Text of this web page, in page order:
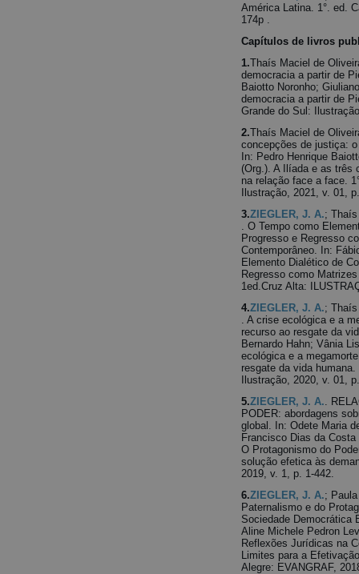
América Latina. 1°. ed.
174p .
Capítulos de livros
1.Thaís Maciel de
democracia a partir de
Baiotto Noronho;
democracia a partir de
Grande do Sul:
2.Thaís Maciel de
concepções de justiça:
In: Pedro Henrique
(Org.). A Ilíada e as três
na relação face a face.
Ilustração, 2021, v. 01,
3.ZIEGLER, J. A.;
. O Tempo como
Progresso e Regresso
Contemporâneo. In:
Elemento Dialético de
Regresso como
1ed.Cruz Alta:
4.ZIEGLER, J. A.;
. A crise ecológica e a
recurso ao resgate da
Bernardo Hahn; Vânia
ecológica e a
resgate da vida
Ilustração, 2020, v. 01,
5.ZIEGLER, J. A..
PODER: abordagens
global. In: Odete Maria
Francisco Dias da
O Protagonismo do
solução efetica às
2019, v. 1, p. 1-442.
6.ZIEGLER, J. A.;
Paternalismo e do
Sociedade Democrática
Aline Michele Pedron
Reflexões Jurídicas na
Limites para a
Alegre: EVANGRAF,